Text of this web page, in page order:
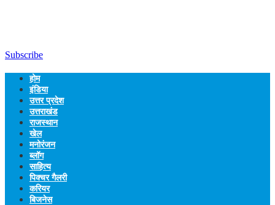
Subscribe
होम
इंडिया
उत्तर प्रदेश
उत्तराखंड
राजस्थान
खेल
मनोरंजन
ब्लॉग
साहित्य
पिक्चर गैलरी
करियर
बिजनेस